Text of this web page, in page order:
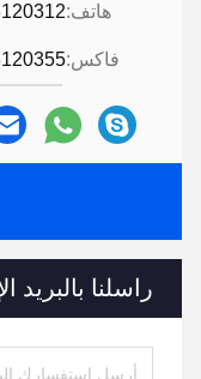
هاتف:
فاكس:
راسلنا بالبريد